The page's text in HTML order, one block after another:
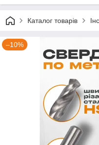
Каталог товарів
–10%